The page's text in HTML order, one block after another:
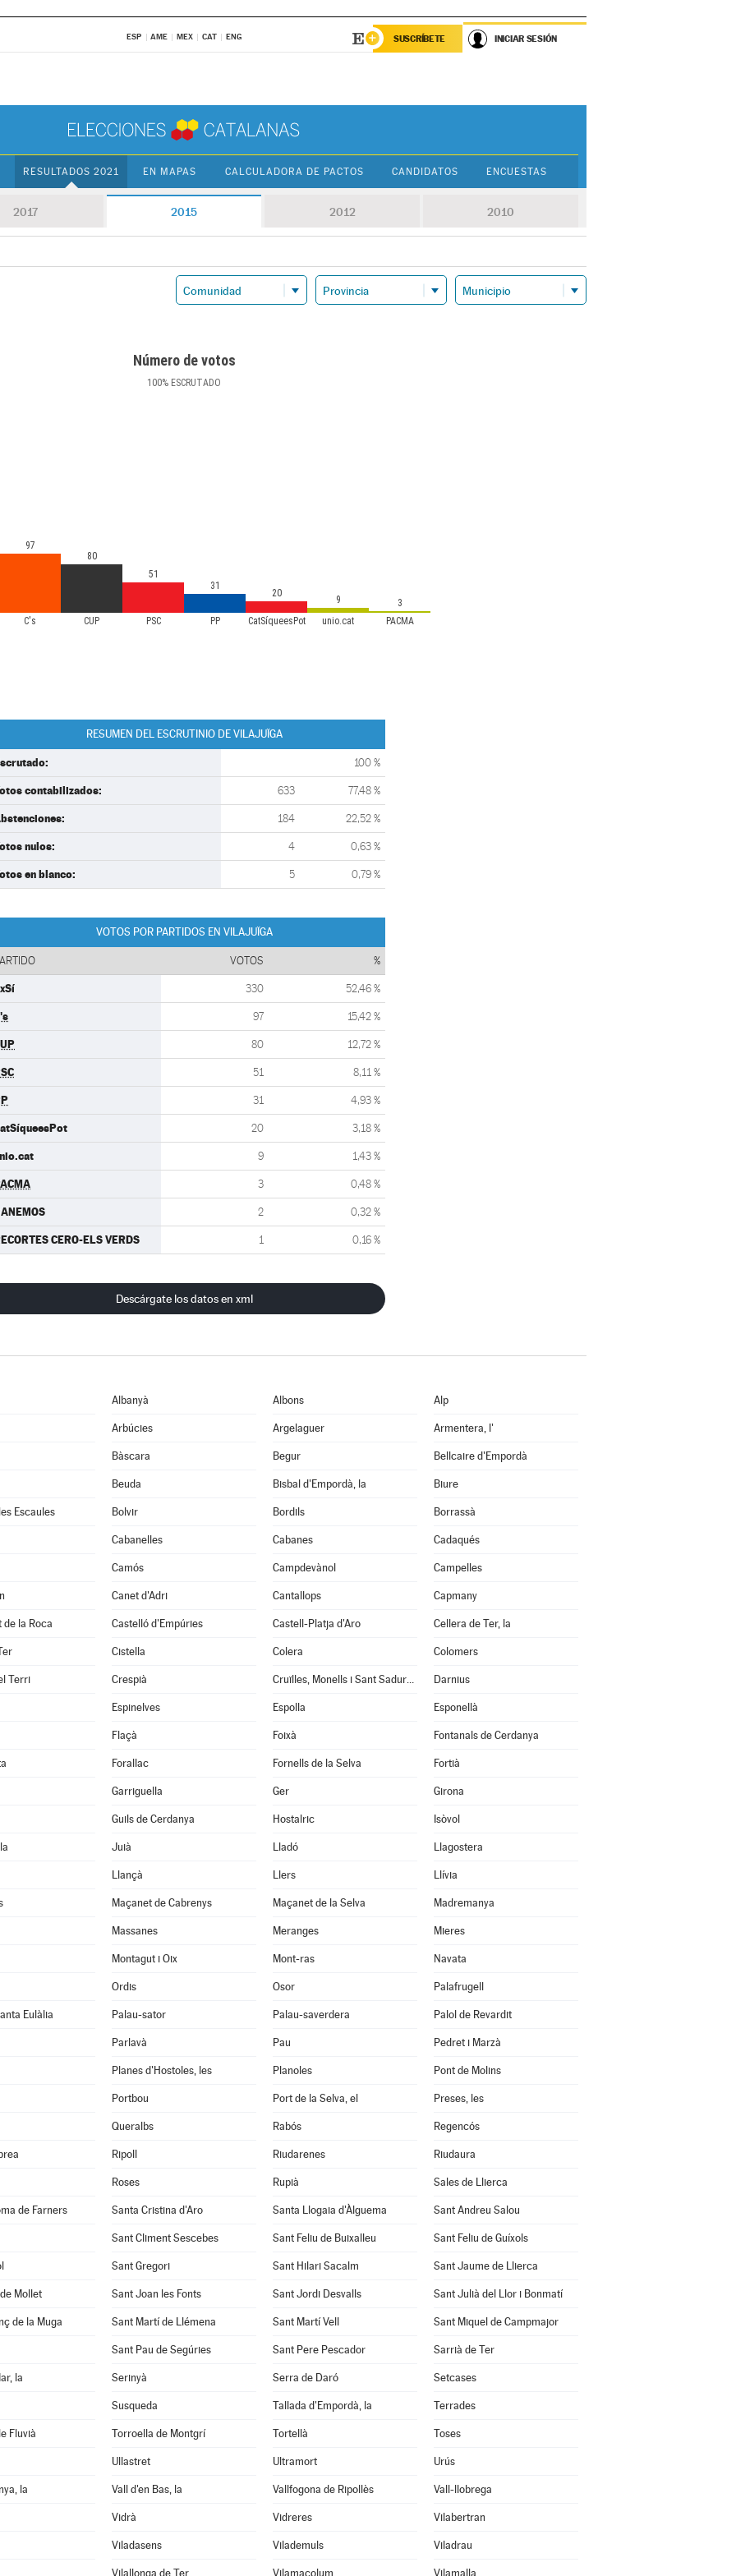
ESP AME MEX CAT ENG SUSCRÍBETE INICIAR SESIÓN
RESULTADOS 2021 EN MAPAS CALCULADORA DE PACTOS CANDIDATOS ENCUESTAS
2017 2015 2012 2010
Número de votos
100% ESCRUTADO
C's CUP PSC PP CatSíqueesPot unio.cat PACMA
97
80
51
31
20
9 3
RESUMEN DEL ESCRUTINIO DE VILAJUÏGA
100 %
contabilizados: 633 77,48 %
184 22,52 %
nulos: 4 0,63 %
en blanco: 5 0,79 %
VOTOS POR PARTIDOS EN VILAJUÏGA
VOTOS %
330 52,46 %
97 15,42 %
80 12,72 %
51 8,11 %
31 4,93 %
20 3,18 %
9 1,43 %
3 0,48 %
2 0,32 %
CERO-ELS VERDS 1 0,16 %
Descárgate los datos en xml
Albanyà Albons Alp
Arbúcies Argelaguer Armentera, l'
Bàscara Begur Bellcaire d'Empordà
Beuda Bisbal d'Empordà, la Biure
Escaules Bolvir Bordils Borrassà
Cabanelles Cabanes Cadaqués
Camós Campdevànol Campelles
Canet d'Adri Cantallops Capmany
de la Roca Castelló d'Empúries Castell-Platja d'Aro Cellera de Ter, la
Cistella Colera Colomers
Terri Crespià Cruïlles, Monells i Sant Sadurní de l'Heura Darnius
Espinelves Espolla Esponellà
Flaçà Foixà Fontanals de Cerdanya
Forallac Fornells de la Selva Fortià
Garriguella Ger Girona
Guils de Cerdanya Hostalric Isòvol
Juià Lladó Llagostera
Llançà Llers Llívia
Maçanet de Cabrenys Maçanet de la Selva Madremanya
Massanes Meranges Mieres
Montagut i Oix Mont-ras Navata
Ordis Osor Palafrugell
Eulàlia Palau-sator Palau-saverdera Palol de Revardit
Parlavà Pau Pedret i Marzà
Planes d'Hostoles, les Planoles Pont de Molins
Portbou Port de la Selva, el Preses, les
Queralbs Rabós Regencós
Ripoll Riudarenes Riudaura
Roses Rupià Sales de Llierca
de Farners Santa Cristina d'Aro Santa Llogaia d'Àlguema Sant Andreu Salou
Sant Climent Sescebes Sant Feliu de Buixalleu Sant Feliu de Guíxols
Sant Gregori Sant Hilari Sacalm Sant Jaume de Llierca
Mollet Sant Joan les Fonts Sant Jordi Desvalls Sant Julià del Llor i Bonmatí
de la Muga Sant Martí de Llémena Sant Martí Vell Sant Miquel de Campmajor
Sant Pau de Segúries Sant Pere Pescador Sarrià de Ter
la Serinyà Serra de Daró Setcases
Susqueda Tallada d'Empordà, la Terrades
Fluvià Torroella de Montgrí Tortellà Toses
Ullastret Ultramort Urús
la Vall d'en Bas, la Vallfogona de Ripollès Vall-llobrega
Vidrà Vidreres Vilabertran
Viladasens Vilademuls Viladrau
Vilallonga de Ter Vilamacolum Vilamalla